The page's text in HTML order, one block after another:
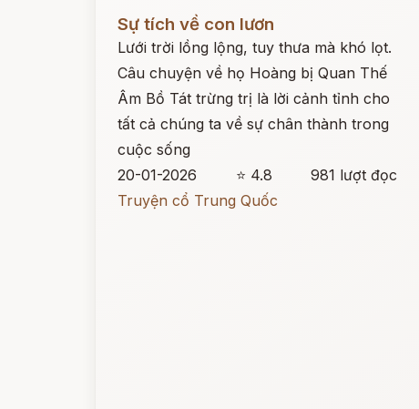
Sự tích về con lươn
Lưới trời lồng lộng, tuy thưa mà khó lọt.
Câu chuyện về họ Hoàng bị Quan Thế
Âm Bồ Tát trừng trị là lời cảnh tỉnh cho
tất cả chúng ta về sự chân thành trong
cuộc sống
20-01-2026
⭐ 4.8
981 lượt đọc
Truyện cổ Trung Quốc